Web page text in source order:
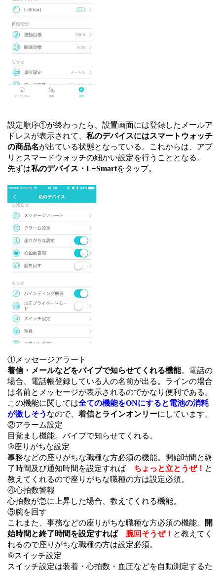
設定順序①が終わったら、設置画面には登録したメールア
ドレスが表示されて、 私のデバイスにはスマートウォッチ
の商品名が出ている状態となっている。これからは、アプ
リとスマードウォッチの細かい設定を行うこととなる。
先ずは私のデバイス・L−Smartをタップ。
①メッセージアラート
着信・メールなどをバイブで知らせてくれる機能。電話の
場合、電話帳登録している人の名前が出る。ラインの場合
は名前とメッセージが表示されるのでかなり便利である。
この機能に関しては全ての機能をONにすると電池の消耗
が激しそう なので、 着信とラインオンリーにしています。
②アラーム設定
目覚まし機能。バイブで知らせてくれる。
③座りがちな設定
事務などの座りがちな職種な方必須の機能。開始時間と終
了時間及び通知時間を設定すれば ちょっと立とうぜ！ と
教えてくれるので座りがちな職種の方は設定必須。
④心拍数警報
心拍数が急に上昇した場合、教えてくれる機能。
⑤腕を回す
これまた、事務などの座りがちな職種な方必須の機能。
開
始時間と終了時間を設定すれば
腕回そうぜ！ と教えてく
れるので座りがちな職種の方は設定必須。
⑥スイッチ設定
スイッチ設定は装着・心拍数・血圧などを自動測定するた